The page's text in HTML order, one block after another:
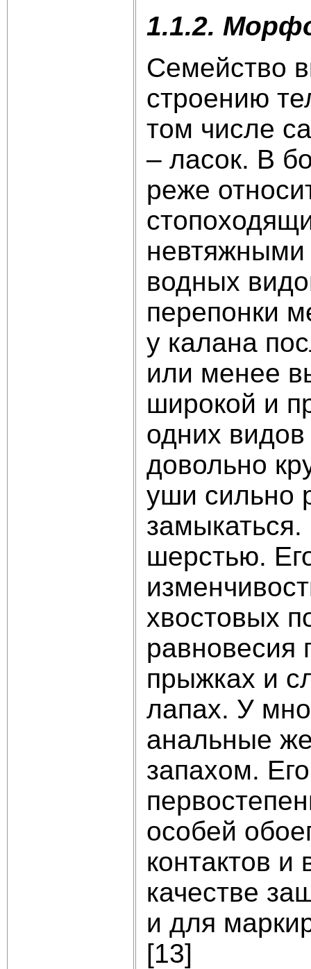
1.1.2.
Семейство
строению
том числе
– ласок. В
реже
невтяжными
водных
перепонки
у калана
или менее
широкой и
одних
довольно
уши сильно
шерстью.
хвостовых
равновесия
прыжках и
лапах. У
анальные
запахом.
особей
контактов и
качестве
и для
[13]